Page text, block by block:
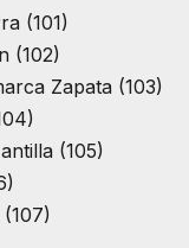
(101)
(102)
Zapata (103)
(105)